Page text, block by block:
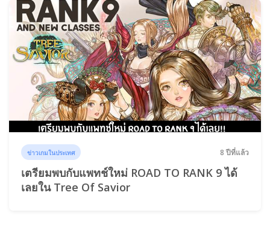
ข่าวเกมในประเทศ 8 ปีที่แล้ว
เตรียมพบกับแพทช์ใหม่ ROAD TO RANK 9 ได้
เลยใน Tree Of Savior